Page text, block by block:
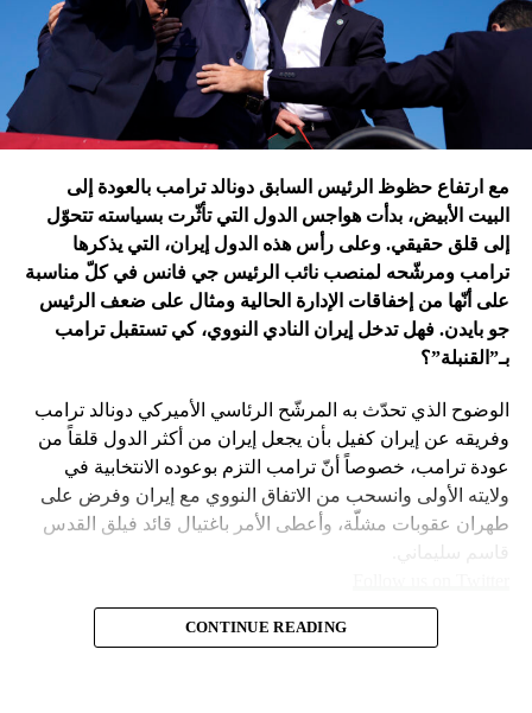
يضغط على إسرائيل لوقف الحرب
في غزة
إدارة بايدن ونهاية منظومة.. وانتقام نتنياهو
فتح باباً كبيراً على تحوّلات جذرية في السياسة الأميركية وتعاطي
إسرائيل معها، أبرزها:
– نهاية عهد منظومة حوله آمنت بإمكان الاتفاق مع إيران. وهي
امتداد لعهد باراك أوباما واتفاقه مع طهران على الملف النووي
مع ارتفاع حظوظ الرئيس السابق دونالد ترامب بالعودة إلى
البيت الأبيض، بدأت هواجس الدول التي تأثّرت بسياسته تتحوّل
إلى قلق حقيقي. وعلى رأس هذه الدول إيران، التي يذكرها
ترامب ومرشّحه لمنصب نائب الرئيس جي فانس في كلّ مناسبة
على أنّها من إخفاقات الإدارة الحالية ومثال على ضعف الرئيس
جو بايدن. فهل تدخل إيران النادي النووي، كي تستقبل ترامب
بـ”القنبلة”؟
الوضوح الذي تحدّث به المرشّح الرئاسي الأميركي دونالد ترامب
وفريقه عن إيران كفيل بأن يجعل إيران من أكثر الدول قلقاً من
عودة ترامب، خصوصاً أنّ ترامب التزم بوعوده الانتخابية في
ولايته الأولى وانسحب من الاتفاق النووي مع إيران وفرض على
طهران عقوبات مشلّة، وأعطى الأمر باغتيال قائد فيلق القدس
مع ارتفاع حظوظ الرئيس السابق
CONTINUE READING